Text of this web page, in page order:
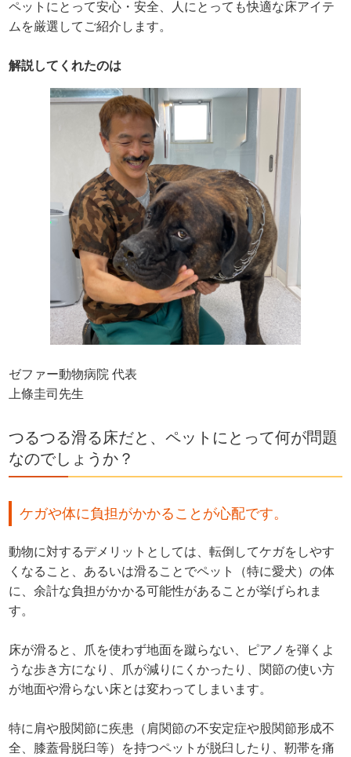
ペットにとって安心・安全、人にとっても快適な床アイテ
ムを厳選してご紹介します。
解説してくれたのは
ゼファー動物病院 代表
上條圭司先生
つるつる滑る床だと、ペットにとって何が問題
なのでしょうか？
ケガや体に負担がかかることが心配です。
動物に対するデメリットとしては、転倒してケガをしやす
くなること、あるいは滑ることでペット（特に愛犬）の体
に、余計な負担がかかる可能性があることが挙げられま
す。
床が滑ると、爪を使わず地面を蹴らない、ピアノを弾くよ
うな歩き方になり、爪が減りにくかったり、関節の使い方
が地面や滑らない床とは変わってしまいます。
特に肩や股関節に疾患（肩関節の不安定症や股関節形成不
全、膝蓋骨脱臼等）を持つペットが脱臼したり、靭帯を痛